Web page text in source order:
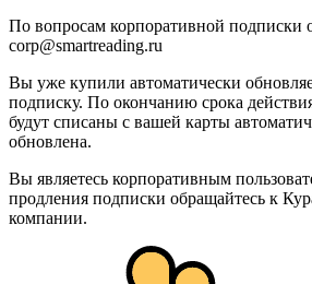
По вопросам корпоративной подписки
corp@smartreading.ru
Вы уже купили автоматически
подписку. По окончанию срока
будут списаны с вашей карты
обновлена.
Вы являетесь корпоративным
продления подписки обращайтесь к
компании.